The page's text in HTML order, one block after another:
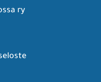
ry